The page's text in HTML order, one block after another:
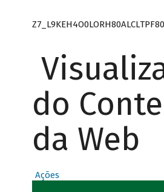
do
da Web
Ações